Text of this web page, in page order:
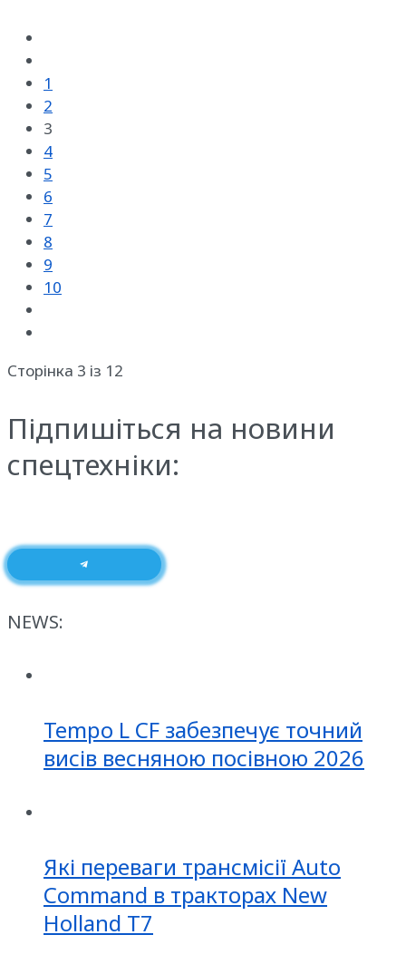
1
2
3
4
5
6
7
8
9
10
Сторінка 3 із 12
Підпишіться на новини
спецтехніки:
NEWS:
Tempo L CF забезпечує точний
висів весняною посівною 2026
Які переваги трансмісії Auto
Command в тракторах New
Holland T7